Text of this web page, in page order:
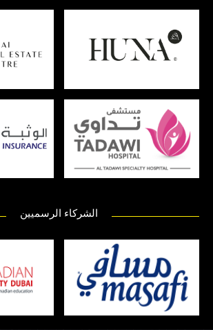
الشركاء الرسميين